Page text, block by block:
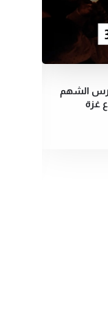
الشهم